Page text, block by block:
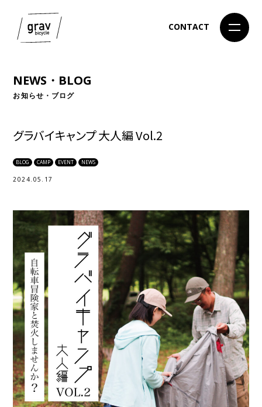
CONTACT
NEWS・BLOG
お知らせ・ブログ
グラバイキャンプ 大人編 Vol.2
BLOG CAMP EVENT NEWS
2024.05.17